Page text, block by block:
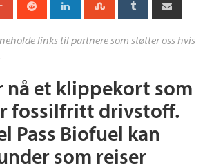
links til partnere som støtter oss hvis
nå et klippekort som
fossilfritt drivstoff.
Pass Biofuel kan
som reiser